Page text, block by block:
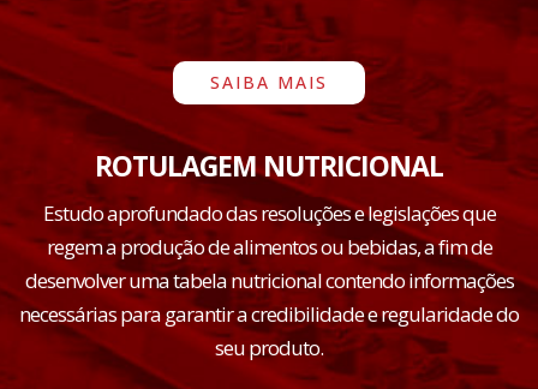
SAIBA MAIS
ROTULAGEM NUTRICIONAL
Estudo aprofundado das resoluções e legislações que
regem a produção de alimentos ou bebidas, a fim de
desenvolver uma tabela nutricional contendo informações
necessárias para garantir a credibilidade e regularidade do
seu produto.